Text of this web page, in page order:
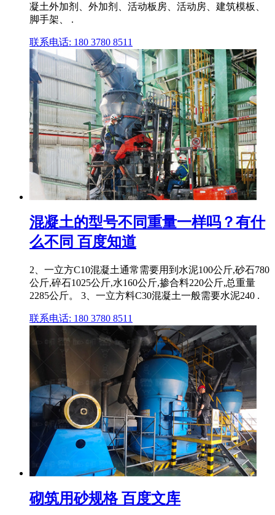
凝土外加剂、外加剂、活动板房、活动房、建筑模板、
脚手架、 .
联系电话: 180 3780 8511
混凝土的型号不同重量一样吗？有什
么不同 百度知道
2、一立方C10混凝土通常需要用到水泥100公斤,砂石780
公斤,碎石1025公斤,水160公斤,掺合料220公斤,总重量
2285公斤。 3、一立方料C30混凝土一般需要水泥240 .
联系电话: 180 3780 8511
砌筑用砂规格 百度文库